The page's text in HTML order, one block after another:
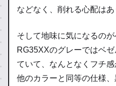
などなく、削れる心配はあ
そして地味に気になるの
RG35XXのグレーではベ
ていて、なんとなくフチ
他のカラーと同等の仕様